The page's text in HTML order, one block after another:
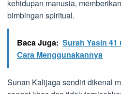
kehidupan manusia,
bimbingan spiritual.
Baca Juga: Surah Yasin
Cara Menggunakannya
Sunan Kalijaga sendiri dikenal